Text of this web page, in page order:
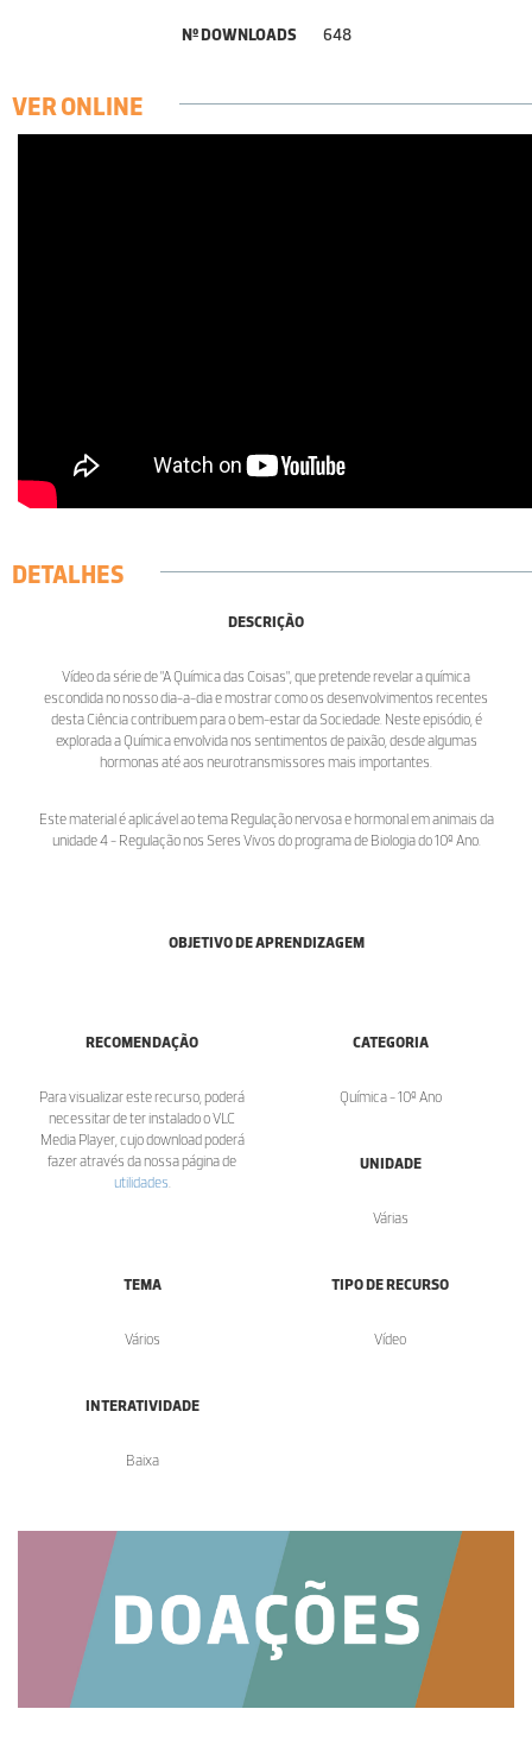
Nº DOWNLOADS 648
VER ONLINE
DETALHES
DESCRIÇÃO
Vídeo da série de "A Química das Coisas", que pretende revelar a química
escondida no nosso dia-a-dia e mostrar como os desenvolvimentos recentes
desta Ciência contribuem para o bem-estar da Sociedade. Neste episódio, é
explorada a Química envolvida nos sentimentos de paixão, desde algumas
hormonas até aos neurotransmissores mais importantes.
Este material é aplicável ao tema Regulação nervosa e hormonal em animais da
unidade 4 - Regulação nos Seres Vivos do programa de Biologia do 10º Ano.
OBJETIVO DE APRENDIZAGEM
RECOMENDAÇÃO
Para visualizar este recurso, poderá
necessitar de ter instalado o VLC
Media Player, cujo download poderá
fazer através da nossa página de
utilidades
CATEGORIA
Química - 10º Ano
UNIDADE
Várias
TEMA
Vários
TIPO DE RECURSO
Vídeo
INTERATIVIDADE
Baixa